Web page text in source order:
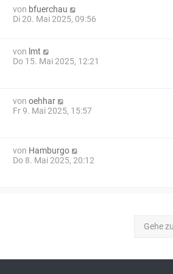
von bfuerchau
Di 20. Mai 2025, 09:56
von lmt
Do 15. Mai 2025, 12:21
vonoehhar
Fr 9. Mai 2025, 15:57
von Hamburgo
Do 8. Mai 2025, 20:12
Gehe